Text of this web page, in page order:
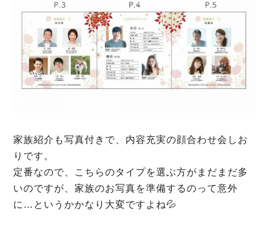
家族紹介も写真付きで、内容充実の顔合わせ会しお
りです。
定番なので、こちらのタイプを選ぶ方がまだまだ多
いのですが、家族のお写真を準備するのって意外
に…というかかなり大変ですよね💦